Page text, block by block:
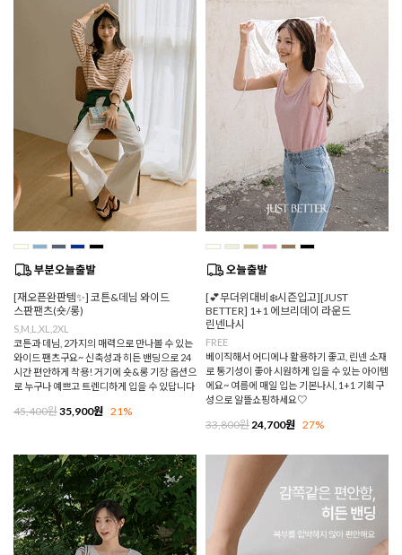
[재오픈완판템✨] 코튼&데님 와이드
스판팬츠(숏/롱)
S,M,L,XL,2XL
코튼과 데님, 2가지의 매력으로 만나볼 수 있는
와이드 팬츠구요~ 신축성과 히든 밴딩으로 24
시간 편안하게 착용! 거기에 숏&롱 기장 옵션으
로 누구나 예쁘고 트렌디하게 입을 수 있답니다
45,400원35,900원 21%
[💕무더위대비❄️시즌입고][JUST
BETTER] 1+1 에브리데이 라운드
린넨나시
FREE
베이직해서 어디에나 활용하기 좋고, 린넨 소재
로 통기성이 좋아 시원하게 입을 수 있는 아이템
에요~ 여름에 매일 입는 기본나시, 1+1 기획구
성으로 알뜰쇼핑하세요♡
33,800원24,700원 27%